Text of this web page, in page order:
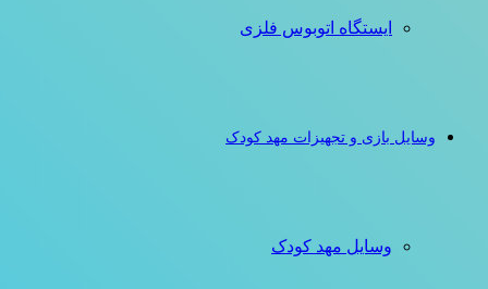
ایستگاه اتوبوس فلزی
وسایل بازی و تجهیزات مهد کودک
وسایل مهد کودک